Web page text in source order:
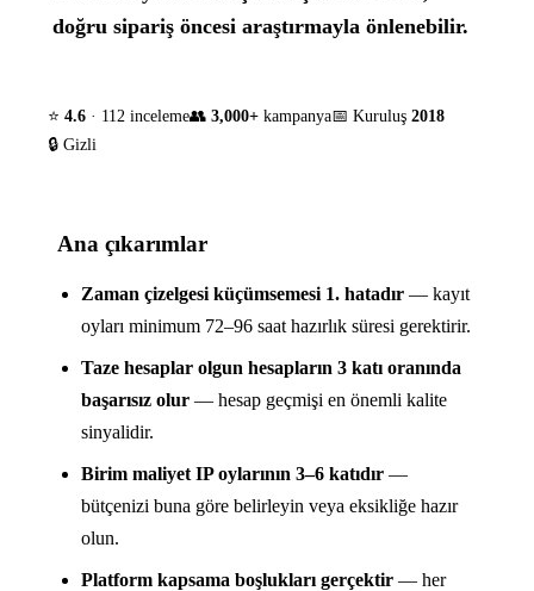
doğru sipariş öncesi araştırmayla önlenebilir.
⭐ 4.6 · 112 inceleme👥 3,000+ kampanya📅 Kuruluş 2018
🔒 Gizli
Ana çıkarımlar
Zaman çizelgesi küçümsemesi 1. hatadır — kayıt
oyları minimum 72–96 saat hazırlık süresi gerektirir.
Taze hesaplar olgun hesapların 3 katı oranında
başarısız olur — hesap geçmişi en önemli kalite
sinyalidir.
Birim maliyet IP oylarının 3–6 katıdır —
bütçenizi buna göre belirleyin veya eksikliğe hazır
olun.
Platform kapsama boşlukları gerçektir — her